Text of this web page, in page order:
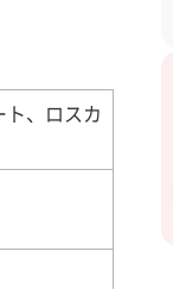
ト、ロスカ